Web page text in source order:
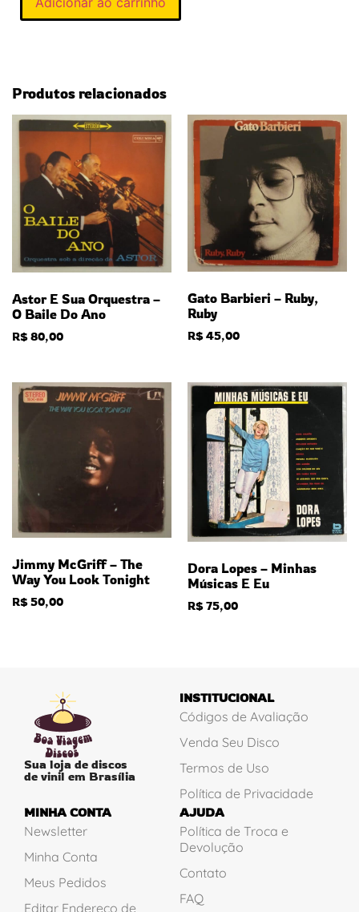
Produtos relacionados
Astor E Sua Orquestra –
O Baile Do Ano
R$80,00
Gato Barbieri – Ruby,
Ruby
R$45,00
Jimmy McGriff – The
Way You Look Tonight
R$50,00
Dora Lopes – Minhas
Músicas E Eu
R$75,00
Sua loja de discos
de vinil em Brasília
INSTITUCIONAL
Códigos de Avaliação
Venda Seu Disco
Termos de Uso
Política de Privacidade
MINHA CONTA
Newsletter
Minha Conta
Meus Pedidos
Editar Endereço de
AJUDA
Política de Troca e
Devolução
Contato
FAQ